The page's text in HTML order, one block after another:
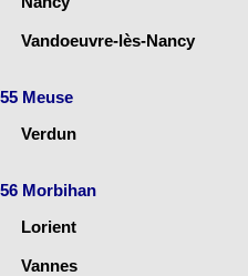
Vandoeuvre-lès-Nancy
55 Meuse
Verdun
56 Morbihan
Lorient
Vannes